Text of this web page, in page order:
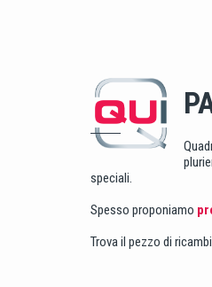
speciali.
Spesso proponiamo
Trova il pezzo di